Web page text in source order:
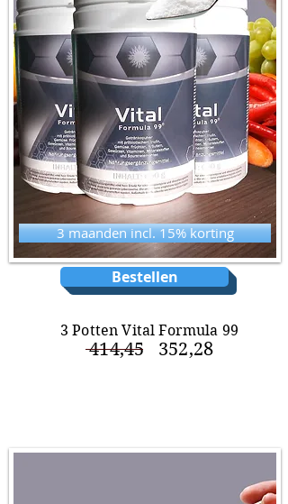
3 maanden incl. 15% korting
Bestellen
3 Potten Vital Formula 99
414,45 352,28